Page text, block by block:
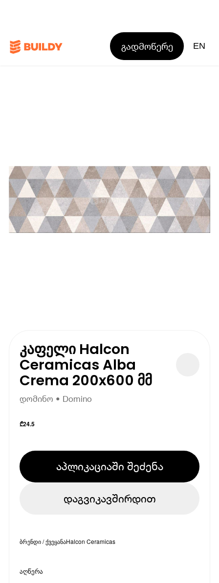
გადმოწერე EN
კაფელი Halcon
Ceramicas Alba
Crema 200x600 მმ
დომინო • Domino
₾24.5
აპლიკაციაში შეძენა
დაგვიკავშირდით
ბრენდი / ქვეყანაHalcon Ceramicas
აღწერა